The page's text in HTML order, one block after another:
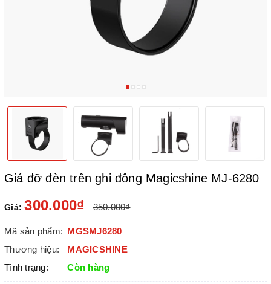
Giá đỡ đèn trên ghi đông Magicshine MJ-6280
Giá: 300.000₫ 350.000₫
Mã sản phẩm: MGSMJ6280
Thương hiệu:
MAGICSHINE
Tình trạng:
Còn hàng